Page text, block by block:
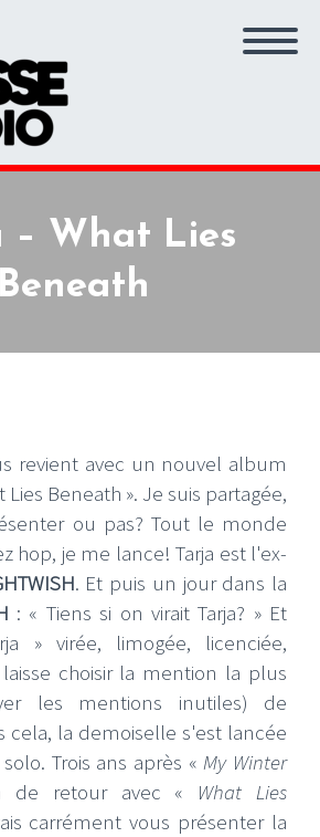
– What Lies
Beneath
revient avec un nouvel album
Beneath ». Je suis partagée,
ou pas? Tout le monde
hop, je me lance! Tarja est l'ex-
. Et puis un jour dans la
: « Tiens si on virait Tarja? » Et
» virée, limogée, licenciée,
choisir la mention la plus
les mentions inutiles) de
cela, la demoiselle s'est lancée
Trois ans après «My Winter
de retour avec « What Lies
carrément vous présenter la